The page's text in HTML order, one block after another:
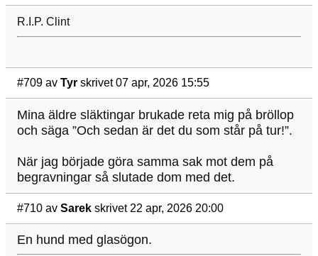
R.I.P. Clint
#709 av Tyr skrivet 07 apr, 2026 15:55
Mina äldre släktingar brukade reta mig på bröllop
och säga ”Och sedan är det du som står på tur!”.
När jag började göra samma sak mot dem på
begravningar så slutade dom med det.
#710 av Sarek skrivet 22 apr, 2026 20:00
En hund med glasögon.